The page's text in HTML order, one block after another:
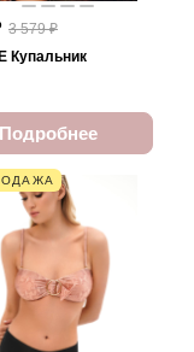
3 579 ₽
Купальник
Подробнее